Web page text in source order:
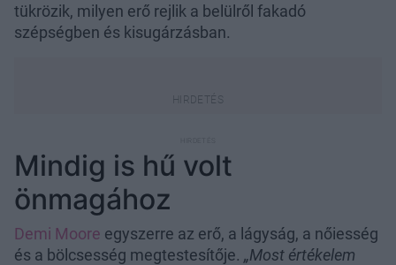
tükrözik, milyen erő rejlik a belülről fakadó
szépségben és kisugárzásban.
Mindig is hű volt
önmagához
Demi Moore egyszerre az erő, a lágyság, a nőiesség
és a bölcsesség megtestesítője. „Most értékelem